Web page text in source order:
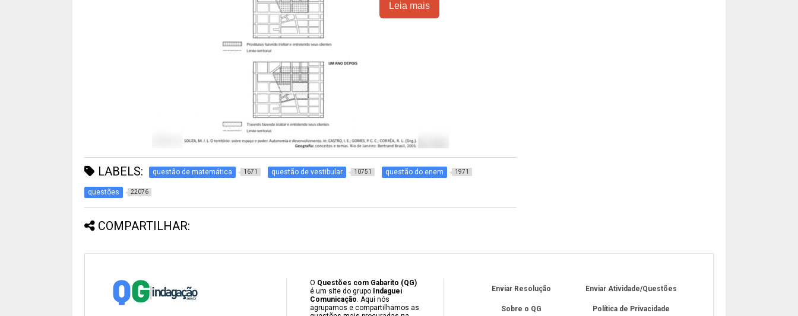
Leia mais
LABELS: questão de matemática 1671 questão de vestibular 10751 questão do enem 1971
questões 22076
COMPARTILHAR:
O Questões com Gabarito (QG)
é um site do grupo Indaguei
Comunicação. Aqui nós
agrupamos e compartilhamos as
Enviar Resolução Enviar Atividade/Questões
Sobre o QG Política de Privacidade